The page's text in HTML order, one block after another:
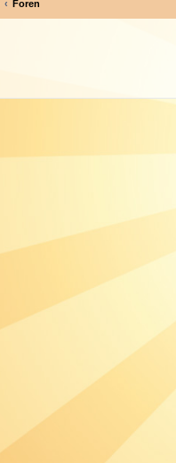
Foren